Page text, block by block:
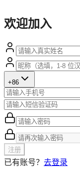
欢迎加入
+86
注册
已有账号？ 去登录